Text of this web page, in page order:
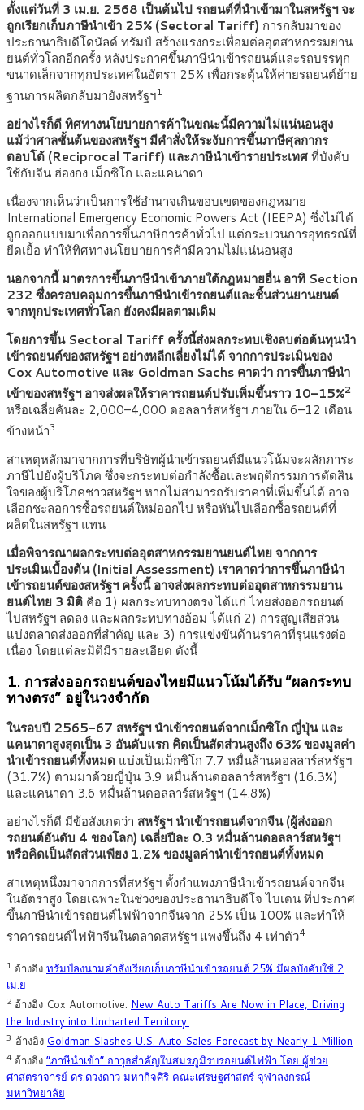
ตั้งแต่วันที่ 3 เม.ย. 2568 เป็นต้นไป รถยนต์ที่นำเข้ามาในสหรัฐฯ จะ
ถูกเรียกเก็บภาษีนำเข้า 25% (Sectoral Tariff) การกลับมาของ
ประธานาธิบดีโดนัลด์ ทรัมป์ สร้างแรงกระเพื่อมต่ออุตสาหกรรมยาน
ยนต์ทั่วโลกอีกครั้ง หลังประกาศขึ้นภาษีนำเข้ารถยนต์และรถบรรทุก
ขนาดเล็กจากทุกประเทศในอัตรา 25% เพื่อกระตุ้นให้ค่ายรถยนต์ย้าย
ฐานการผลิตกลับมายังสหรัฐฯ1
อย่างไรก็ดี ทิศทางนโยบายการค้าในขณะนี้มีความไม่แน่นอนสูง
แม้ว่าศาลชั้นต้นของสหรัฐฯ มีคำสั่งให้ระงับการขึ้นภาษีศุลกากร
ตอบโต้ (Reciprocal Tariff) และภาษีนำเข้ารายประเทศที่บังคับ
ใช้กับจีน ฮ่องกง เม็กซิโก และแคนาดา
เนื่องจากเห็นว่าเป็นการใช้อำนาจเกินขอบเขตของกฎหมาย
International Emergency Economic Powers Act (IEEPA) ซึ่งไม่ได้
ถูกออกแบบมาเพื่อการขึ้นภาษีการค้าทั่วไป แต่กระบวนการอุทธรณ์ที่
ยืดเยื้อ ทำให้ทิศทางนโยบายการค้ามีความไม่แน่นอนสูง
นอกจากนี้ มาตรการขึ้นภาษีนำเข้าภายใต้กฎหมายอื่น อาทิ Section
232 ซึ่งครอบคลุมการขึ้นภาษีนำเข้ารถยนต์และชิ้นส่วนยานยนต์
จากทุกประเทศทั่วโลก ยังคงมีผลตามเดิม
โดยการขึ้น Sectoral Tariff ครั้งนี้ส่งผลกระทบเชิงลบต่อต้นทุนนำ
เข้ารถยนต์ของสหรัฐฯ อย่างหลีกเลี่ยงไม่ได้ จากการประเมินของ
Cox Automotive และ Goldman Sachs คาดว่า การขึ้นภาษีนำ
เข้าของสหรัฐฯ อาจส่งผลให้ราคารถยนต์ปรับเพิ่มขึ้นราว 10–15%2
หรือเฉลี่ยคันละ 2,000–4,000 ดอลลาร์สหรัฐฯ ภายใน 6–12 เดือน
ข้างหน้า3
สาเหตุหลักมาจากการที่บริษัทผู้นำเข้ารถยนต์มีแนวโน้มจะผลักภาระ
ภาษีไปยังผู้บริโภค ซึ่งจะกระทบต่อกำลังซื้อและพฤติกรรมการตัดสิน
ใจของผู้บริโภคชาวสหรัฐฯ หากไม่สามารถรับราคาที่เพิ่มขึ้นได้ อาจ
เลือกชะลอการซื้อรถยนต์ใหม่ออกไป หรือหันไปเลือกซื้อรถยนต์ที่
ผลิตในสหรัฐฯ แทน
เมื่อพิจารณาผลกระทบต่ออุตสาหกรรมยานยนต์ไทย จากการ
ประเมินเบื้องต้น (Initial Assessment) เราคาดว่าการขึ้นภาษีนำ
เข้ารถยนต์ของสหรัฐฯ ครั้งนี้ อาจส่งผลกระทบต่ออุตสาหกรรมยาน
ยนต์ไทย 3 มิติ คือ 1) ผลกระทบทางตรง ได้แก่ ไทยส่งออกรถยนต์
ไปสหรัฐฯ ลดลง และผลกระทบทางอ้อม ได้แก่ 2) การสูญเสียส่วน
แบ่งตลาดส่งออกที่สำคัญ และ 3) การแข่งขันด้านราคาที่รุนแรงต่อ
เนื่อง โดยแต่ละมิติมีรายละเอียด ดังนี้
1. การส่งออกรถยนต์ของไทยมีแนวโน้มได้รับ “ผลกระทบ
ทางตรง“ อยู่ในวงจำกัด
ในรอบปี 2565-67 สหรัฐฯ นำเข้ารถยนต์จากเม็กซิโก ญี่ปุ่น และ
แคนาดาสูงสุดเป็น 3 อันดับแรก คิดเป็นสัดส่วนสูงถึง 63% ของมูลค่า
นำเข้ารถยนต์ทั้งหมด แบ่งเป็นเม็กซิโก 7.7 หมื่นล้านดอลลาร์สหรัฐฯ
(31.7%) ตามมาด้วยญี่ปุ่น 3.9 หมื่นล้านดอลลาร์สหรัฐฯ (16.3%)
และแคนาดา 3.6 หมื่นล้านดอลลาร์สหรัฐฯ (14.8%)
อย่างไรก็ดี มีข้อสังเกตว่า สหรัฐฯ นำเข้ารถยนต์จากจีน (ผู้ส่งออก
รถยนต์อันดับ 4 ของโลก) เฉลี่ยปีละ 0.3 หมื่นล้านดอลลาร์สหรัฐฯ
หรือคิดเป็นสัดส่วนเพียง 1.2% ของมูลค่านำเข้ารถยนต์ทั้งหมด
สาเหตุหนึ่งมาจากการที่สหรัฐฯ ตั้งกำแพงภาษีนำเข้ารถยนต์จากจีน
ในอัตราสูง โดยเฉพาะในช่วงของประธานาธิบดีโจ ไบเดน ที่ประกาศ
ขึ้นภาษีนำเข้ารถยนต์ไฟฟ้าจากจีนจาก 25% เป็น 100% และทำให้
ราคารถยนต์ไฟฟ้าจีนในตลาดสหรัฐฯ แพงขึ้นถึง 4 เท่าตัว4
1 อ้างอิง ทรัมป์ลงนามคำสั่งเรียกเก็บภาษีนำเข้ารถยนต์ 25% มีผลบังคับใช้ 2
เม.ย
2 อ้างอิง Cox Automotive: New Auto Tariffs Are Now in Place, Driving
the Industry into Uncharted Territory.
3 อ้างอิง Goldman Slashes U.S. Auto Sales Forecast by Nearly 1 Million
4 อ้างอิง “ภาษีนำเข้า” อาวุธสำคัญในสมรภูมิรบรถยนต์ไฟฟ้า โดย ผู้ช่วย
ศาสตราจารย์ ดร.ดวงดาว มหากิจศิริ คณะเศรษฐศาสตร์ จุฬาลงกรณ์
มหาวิทยาลัย